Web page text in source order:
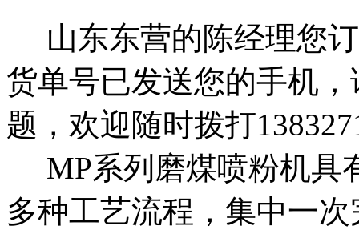
山东东营的陈经理您
货单号已发送您的手机
题，欢迎随时拨打
MP系列磨煤喷粉机具
多种工艺流程，集中一